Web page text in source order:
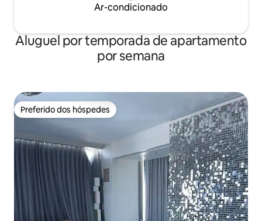
Ar-condicionado
Aluguel por temporada de apartamento
por semana
Preferido dos hóspedes
Preferido dos hóspedes